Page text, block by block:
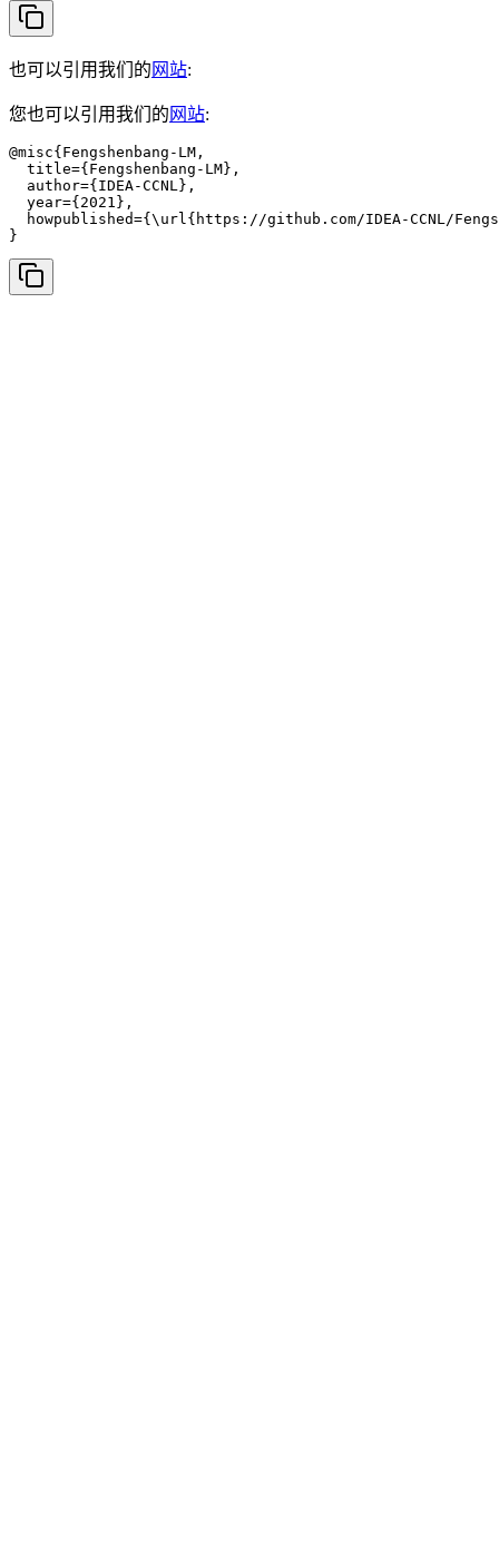
也可以引用我们的 网站:
您也可以引用我们的 网站:
@misc{Fengshenbang-LM,
  title={Fengshenbang-LM},
  author={IDEA-CCNL},
  year={2021},
howpublished={\url{https://github.com/IDEA-CCNL/
}